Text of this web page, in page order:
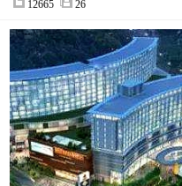
12665 26